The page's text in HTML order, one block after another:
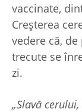
vaccinate,
Creșterea
vedere că,
trecute se
zi.
„Slavă